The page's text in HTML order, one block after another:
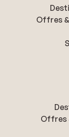
Offres
Offres